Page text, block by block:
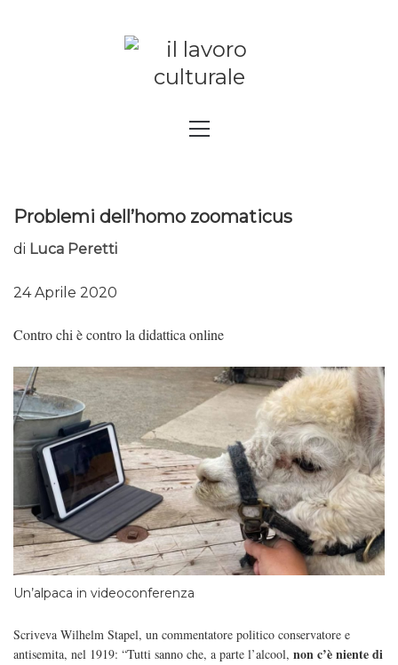
SAPERI, AFFACCIARSI SUL
Menu
Problemi dell’homo zoomaticus
di Luca Peretti
24 Aprile 2020
Contro chi è contro la didattica online
Un’alpaca in videoconferenza
Scriveva Wilhelm Stapel, un commentatore politico conservatore e
antisemita, nel 1919: “Tutti sanno che, a parte l’alcool, non c’è niente di